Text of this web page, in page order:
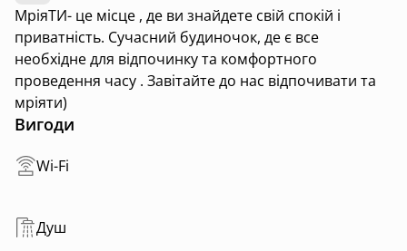
МріяТИ- це місце , де ви знайдете свій спокій і
приватність. Сучасний будиночок, де є все
необхідне для відпочинку та комфортного
проведення часу . Завітайте до нас відпочивати та
мріяти)
Вигоди
Wi-Fi
Душ